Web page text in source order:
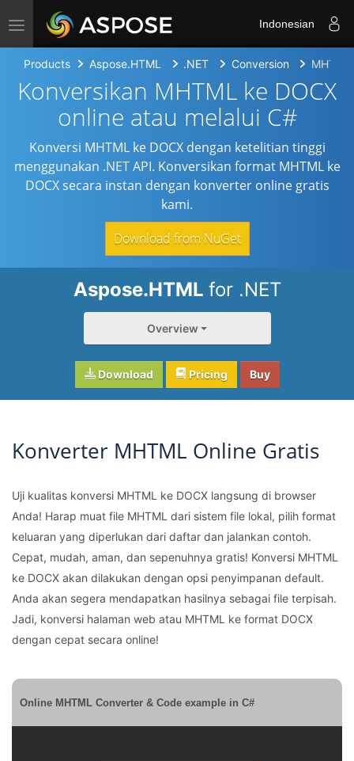
Toggle navigation Indonesian
Products Aspose.HTML .NET Conversion
Konversikan MHTML ke DOCX
online atau melalui C#
Konversi MHTML ke DOCX dengan ketelitian tinggi
menggunakan .NET API. Konversikan format MHTML ke
DOCX secara instan dengan konverter online gratis
kami.
Download from NuGet
Aspose.HTML for .NET
Overview
Download Pricing Buy
Konverter MHTML Online Gratis
Uji kualitas konversi MHTML ke DOCX langsung di browser
Anda! Harap muat file MHTML dari sistem file lokal, pilih format
keluaran yang diperlukan dari daftar dan jalankan contoh.
Cepat, mudah, aman, dan sepenuhnya gratis! Konversi MHTML
ke DOCX akan dilakukan dengan opsi penyimpanan default.
Anda akan segera mendapatkan hasilnya sebagai file terpisah.
Jadi, konversi halaman web atau MHTML ke format DOCX
dengan cepat secara online!
Online MHTML Converter & Code example in C#